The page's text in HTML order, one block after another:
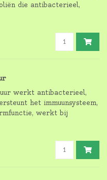
die antibacterieel,
voedend en vocht
bij een beschadigde, (zeer)
werkt antibacterieel,
het immuunsysteem,
werkt bij
tandvleesontstekingen,
ontstekingsremmend in het